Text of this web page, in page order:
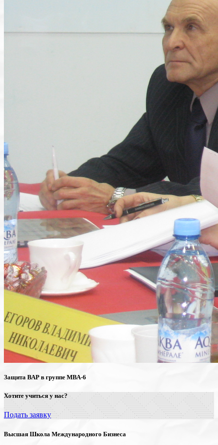
Защита ВАР в группе МВА-6
Хотите учиться у нас?
Подать заявку
Высшая Школа Международного Бизнеса